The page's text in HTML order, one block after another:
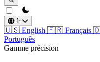
theme switcher
fr
🇺🇸 English 🇫🇷 Français
Português
Gamme précision